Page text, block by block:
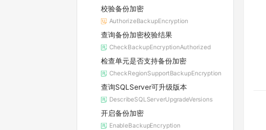
校验备份加密
AuthorizeBackupEncryption
查询备份加密校验结果
CheckBackupEncryptionAuthorized
检查单元是否支持备份加密
CheckRegionSupportBackupEncryption
查询SQLServer可升级版本
DescribeSQLServerUpgradeVersions
开启备份加密
EnableBackupEncryption